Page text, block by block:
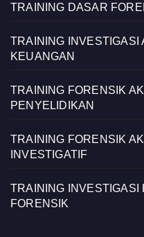
TRAINING DASAR
TRAINING INVESTIGASI
KEUANGAN
TRAINING FORENSIK
PENYELIDIKAN
TRAINING FORENSIK
INVESTIGATIF
TRAINING
FORENSIK